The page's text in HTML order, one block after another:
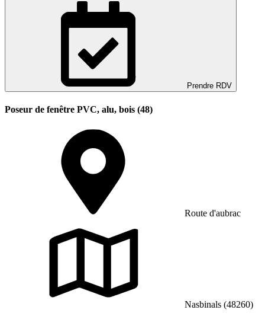
Prendre RDV
Poseur de fenêtre PVC, alu, bois (48)
Route d'aubrac
Nasbinals (48260)